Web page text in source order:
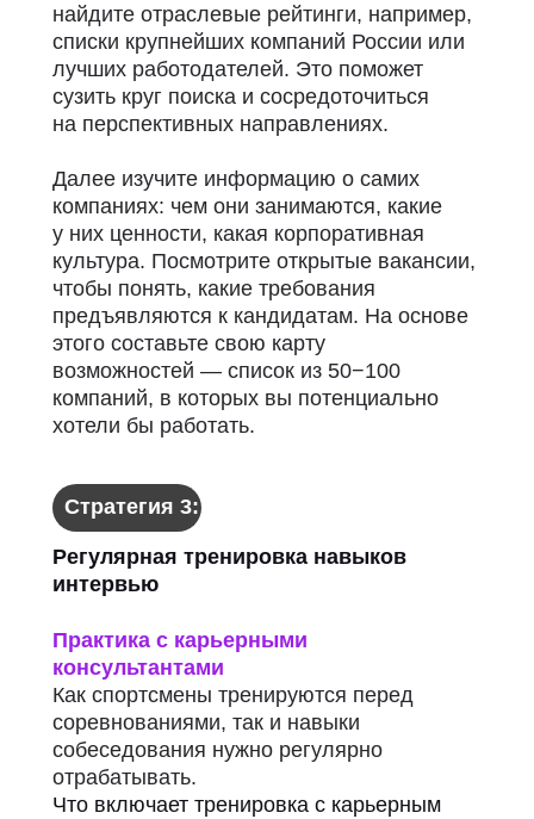
найдите отраслевые рейтинги, например,
списки крупнейших компаний России или
лучших работодателей. Это поможет
сузить круг поиска и сосредоточиться
на перспективных направлениях.
Далее изучите информацию о самих
компаниях: чем они занимаются, какие
у них ценности, какая корпоративная
культура. Посмотрите открытые вакансии,
чтобы понять, какие требования
предъявляются к кандидатам. На основе
этого составьте свою карту
возможностей — список из 50−100
компаний, в которых вы потенциально
хотели бы работать.
Стратегия 3:
Регулярная тренировка навыков
интервью
Практика с карьерными
консультантами
Как спортсмены тренируются перед
соревнованиями, так и навыки
собеседования нужно регулярно
отрабатывать.
Что включает тренировка с карьерным